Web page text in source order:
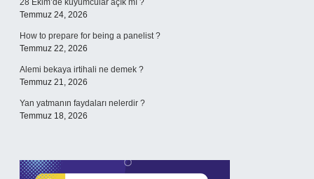
28 Ekim’de kuyumcular açık mı ?
Temmuz 24, 2026
How to prepare for being a panelist ?
Temmuz 22, 2026
Alemi bekaya irtihali ne demek ?
Temmuz 21, 2026
Yan yatmanın faydaları nelerdir ?
Temmuz 18, 2026